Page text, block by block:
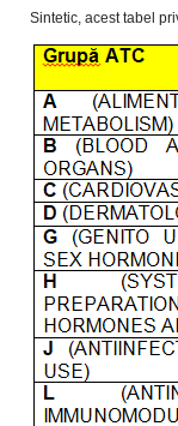
Sintetic, acest tabel